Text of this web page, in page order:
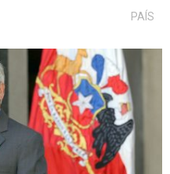
PAÍS